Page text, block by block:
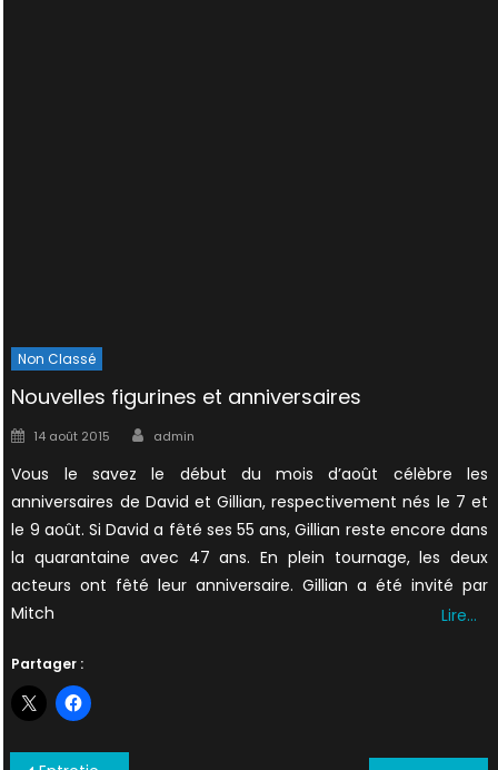
Non Classé
Nouvelles figurines et anniversaires
Posted
14 août 2015 Author
admin
Vous le savez le début du mois d’août célèbre les
anniversaires de David et Gillian, respectivement nés le 7 et
le 9 août. Si David a fêté ses 55 ans, Gillian reste encore dans
la quarantaine avec 47 ans. En plein tournage, les deux
acteurs ont fêté leur anniversaire. Gillian a été invité par
Mitch
Lire…
Partager :